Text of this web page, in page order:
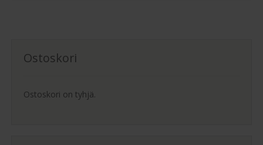
Ostoskori
Ostoskori on tyhjä.